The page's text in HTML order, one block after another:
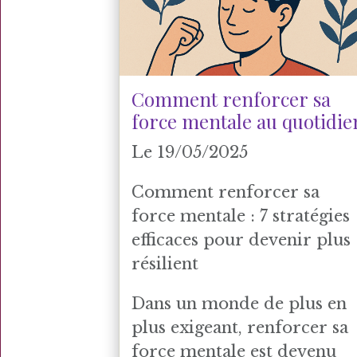
Comment renforcer sa
force mentale au
Le 19/05/2025
Comment renforcer sa
force mentale : 7 stratégies
efficaces pour devenir plus
résilient
Dans un monde de plus en
plus exigeant, renforcer sa
force mentale est devenu